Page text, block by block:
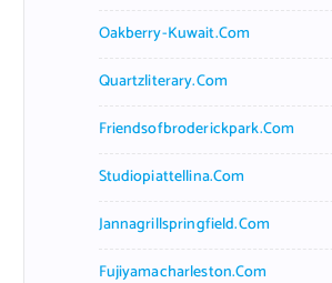
Oakberry-Kuwait.com
Quartzliterary.com
Friendsofbroderickpark.com
Studiopiattellina.com
Jannagrillspringfield.com
Fujiyamacharleston.com